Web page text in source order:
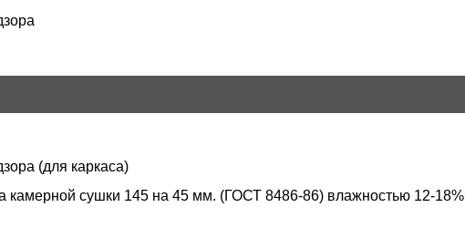
(для каркаса)
камерной сушки 145 на 45 мм. (ГОСТ 8486-86) влажностью 12-18%